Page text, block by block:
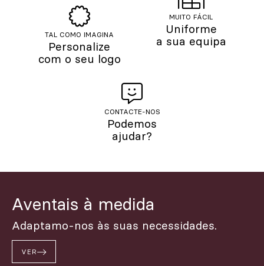
TAL COMO IMAGINA
Personalize
com o seu logo
MUITO FÁCIL
Uniforme
a sua equipa
CONTACTE-NOS
Podemos
ajudar?
Aventais à medida
Adaptamo-nos às suas necessidades.
VER